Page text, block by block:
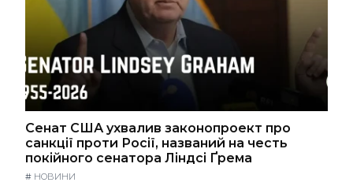
Сенат США ухвалив законопроект про
санкції проти Росії, названий на честь
покійного сенатора Ліндсі Ґрема
# НОВИНИ